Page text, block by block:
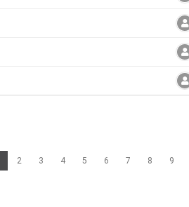
2 3 4 5 6 7 8 9